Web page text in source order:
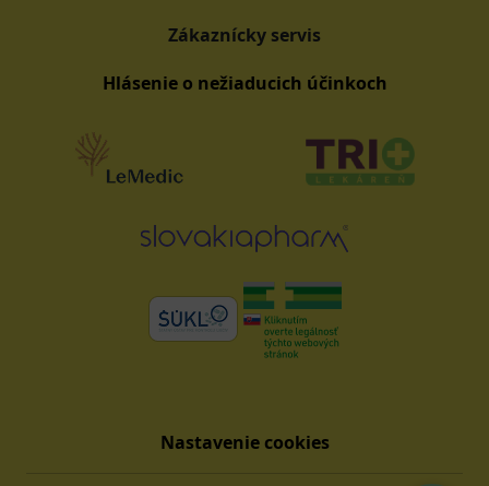
Zákaznícky servis
Hlásenie o nežiaducich účinkoch
Nastavenie cookies